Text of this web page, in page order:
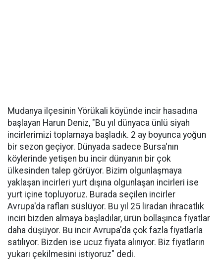
Mudanya ilçesinin Yörükali köyünde incir hasadına
başlayan Harun Deniz, "Bu yıl dünyaca ünlü siyah
incirlerimizi toplamaya başladık. 2 ay boyunca yoğun
bir sezon geçiyor. Dünyada sadece Bursa'nın
köylerinde yetişen bu incir dünyanın bir çok
ülkesinden talep görüyor. Bizim olgunlaşmaya
yaklaşan incirleri yurt dışına olgunlaşan incirleri ise
yurt içine topluyoruz. Burada seçilen incirler
Avrupa'da rafları süslüyor. Bu yıl 25 liradan ihracatlık
inciri bizden almaya başladılar, ürün bollaşınca fiyatlar
daha düşüyor. Bu incir Avrupa'da çok fazla fiyatlarla
satılıyor. Bizden ise ucuz fiyata alınıyor. Biz fiyatların
yukarı çekilmesini istiyoruz" dedi.